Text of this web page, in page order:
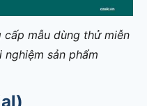
mẫu dùng thử miễn
sản phẩm